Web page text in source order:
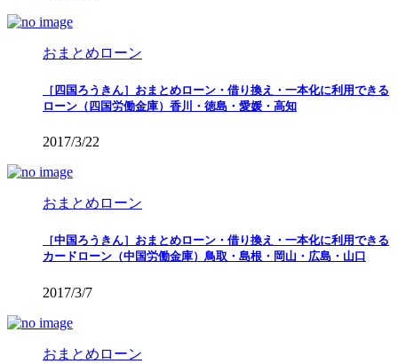
おまとめローン
［四国ろうきん］おまとめローン・借り換え・一本化に利用できる
ローン（四国労働金庫）香川・徳島・愛媛・高知
2017/3/22
おまとめローン
［中国ろうきん］おまとめローン・借り換え・一本化に利用できる
カードローン（中国労働金庫）鳥取・島根・岡山・広島・山口
2017/3/7
おまとめローン